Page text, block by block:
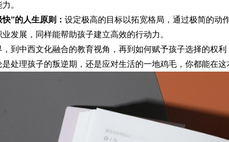
。
”的人生原则： 设定极高的目标以拓宽格局，通过极简的动
发展，同样能帮助孩子建立高效的行动力。
到中西文化融合的教育视角，再到如何赋予孩子选择的权利
处理孩子的叛逆期，还是应对生活的一地鸡毛，你都能在这